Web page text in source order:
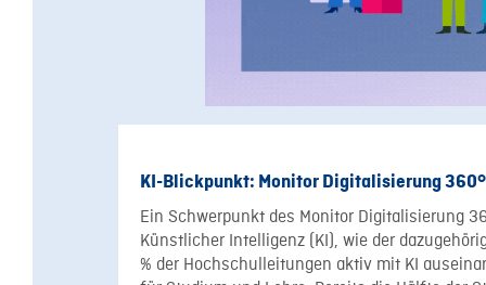
KI-Blickpunkt: Monitor Digitalisierung 360°
Ein Schwerpunkt des Monitor Digitalisierung
Künstlicher Intelligenz (KI), wie der
% der Hochschulleitungen aktiv mit KI